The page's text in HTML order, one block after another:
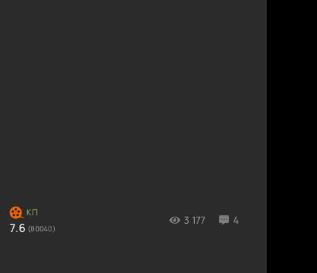
7.6 (80040)
3 177 4